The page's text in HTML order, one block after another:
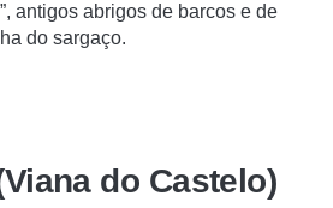
antigos abrigos de barcos e de
do sargaço.
do Castelo)